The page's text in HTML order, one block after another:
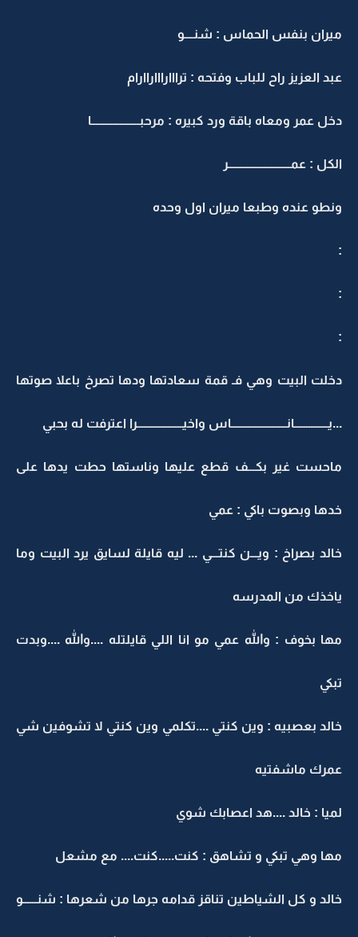
ميران بنفس الحماس : شنــــو
عبد العزيز راح للباب وفتحه : تراااراااراارام
دخل عمر ومعاه باقة ورد كبيره : مرحبــــــــــــــــــــا
الكل : عمــــــــــــــــــــــــــر
ونطو عنده وطبعا ميران اول وحده
:
:
:
دخلت البيت وهي فـ قمة سعادتها ودها تصرخ باعلا صوتها
...يــــــــــــــانـــــــــــــــــــــــاس واخيـــــــــــــــــــرا اعترفت له بحبي
ماحست غير بكـــف قطع عليها وناستها حطت يدها على
خدها وبصوت باكي : عمي
خالد بصراخ : ويـــن كنتـــي ... ليه قايلة لسايق يرد البيت وما
ياخذك من المدرسه
مها بخوف : والله عمي مو انا اللي قايلتله ....والله ....وبدت
تبكي
خالد بعصبيه : وين كنتي ....تكلمي وين كنتي لا تشوفين شي
عمرك ماشفتيه
لميا : خالد ....هد اعصابك شوي
مها وهي تبكي و تشاهق : كنت.....كنت.... مع مشعل
خالد و كل الشياطين تناقز قدامه جرها من شعرها : شنــــــو